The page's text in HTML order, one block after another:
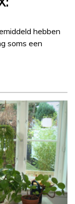
hebben
soms een